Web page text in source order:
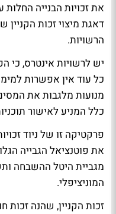
את זכויות הבנייה
דאגת מיצוי זכות הקניין
הרשויות.
יש לרשויות אינטרס, כי
כל עוד אין אפשרות
מנועות מלגבות את
כלל המניע לאישור
פרקטיקה זו של ניוד
את פוטנציאל הגבייה
מגביית היטל ההשבחה
המוניציפלי.
זכות הקניין, שהנה זכות